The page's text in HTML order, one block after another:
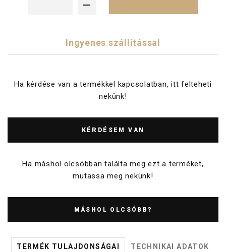
Ingyenes szállítással
Ha kérdése van a termékkel kapcsolatban, itt felteheti
nekünk!
KÉRDÉSEM VAN
Ha máshol olcsóbban találta meg ezt a terméket,
mutassa meg nekünk!
MÁSHOL OLCSÓBB?
TERMÉK TULAJDONSÁGAI TECHNIKAI ADATOK